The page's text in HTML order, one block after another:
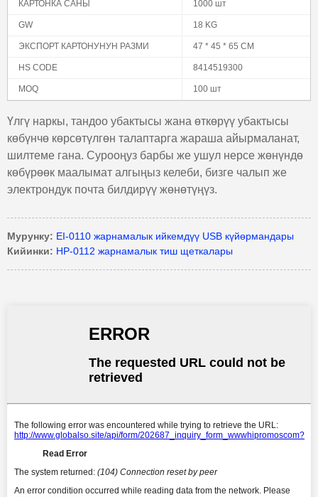
КАРТОНКА САНЫ 1000 шт
GW 18 KG
ЭКСПОРТ КАРТОНУНУН РАЗМИ 47 * 45 * 65 CM
HS CODE 8414519300
MOQ 100 шт
Үлгү наркы, тандоо убактысы жана өткөрүү убактысы
көбүнчө көрсөтүлгөн талаптарга жараша айырмаланат,
шилтеме гана. Сурооңуз барбы же ушул нерсе жөнүндө
көбүрөөк маалымат алгыңыз келеби, бизге чалып же
электрондук почта билдирүү жөнөтүңүз.
Мурунку: EI-0110 жарнамалык ийкемдүү USB күйөрмандары
Кийинки: HP-0112 жарнамалык тиш щеткалары